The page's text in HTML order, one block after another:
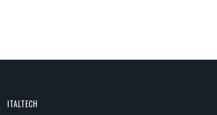
ITALTECH